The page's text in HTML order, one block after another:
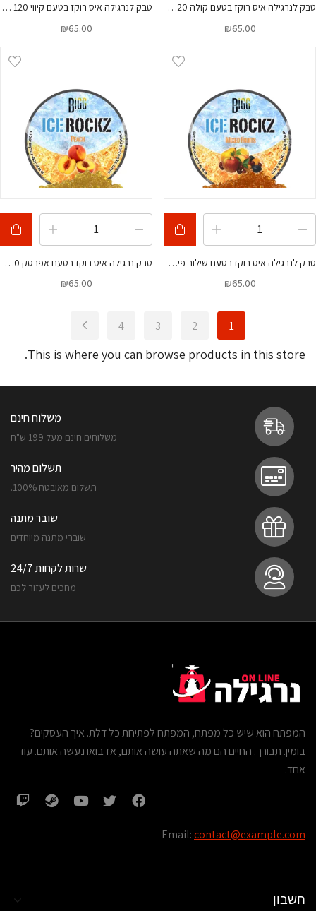
טבק לנרגילה איס רוקז בטעם קולה 120 גרם
₪65.00
טבק לנרגילה איס רוקז בטעם קיווי 120 גרם
₪65.00
טבק לנרגילה איס רוקז בטעם שילוב פירות 120 גרם
₪65.00
טבק נרגילה איס רוקז בטעם אפרסק 120 גרם
₪65.00
1
2
3
4
This is where you can browse products in this store.
משלוח חינם
משלוחים חינם מעל 199 ש"ח
תשלום מהיר
תשלום מאובטח 100%.
שובר מתנה
שוברי מתנה מיוחדים
שרות לקחות 24/7
מחכים לעזור לכם
המפתח הוא שיש כל מפתח, המפתח לפתיחת כל דלת. איך העסקים?
בומין. תבורך. החיים הם מה שאתה עושה אותם, אז בואו נעשה אותם. עוד
אחד.
Email:contact@example.com
חשבון